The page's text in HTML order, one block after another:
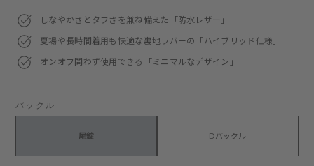
しなやかさとタフさを兼ね備えた「防水レザー」
夏場や長時間着用も快適な裏地ラバーの「ハイブリッド仕様」
オンオフ問わず使用できる「ミニマルなデザイン」
バックル
尾錠 Dバックル